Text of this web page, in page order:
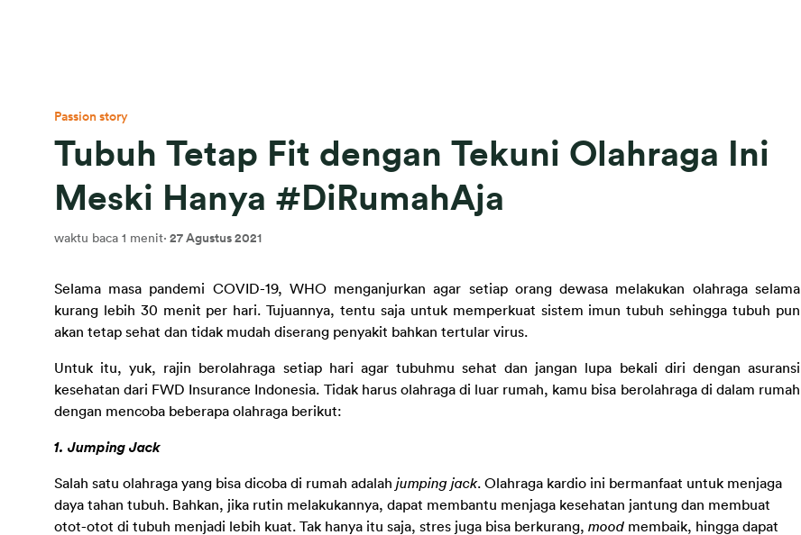
Passion story
Tubuh Tetap Fit dengan Tekuni Olahraga Ini
Meski Hanya #DiRumahAja
waktu baca 1 menit· 27 Agustus 2021
Selama masa pandemi COVID-19, WHO menganjurkan agar setiap orang dewasa melakukan olahraga selama
kurang lebih 30 menit per hari. Tujuannya, tentu saja untuk memperkuat sistem imun tubuh sehingga tubuh pun
akan tetap sehat dan tidak mudah diserang penyakit bahkan tertular virus.
Untuk itu, yuk, rajin berolahraga setiap hari agar tubuhmu sehat dan jangan lupa bekali diri dengan asuransi
kesehatan dari FWD Insurance Indonesia. Tidak harus olahraga di luar rumah, kamu bisa berolahraga di dalam rumah
dengan mencoba beberapa olahraga berikut:
1. Jumping Jack
Salah satu olahraga yang bisa dicoba di rumah adalah jumping jack. Olahraga kardio ini bermanfaat untuk menjaga
daya tahan tubuh. Bahkan, jika rutin melakukannya, dapat membantu menjaga kesehatan jantung dan membuat
otot-otot di tubuh menjadi lebih kuat. Tak hanya itu saja, stres juga bisa berkurang, mood membaik, hingga dapat